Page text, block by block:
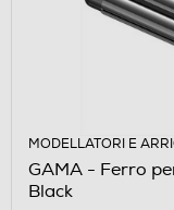
MODELLATORI E
GAMA - Ferro
Black